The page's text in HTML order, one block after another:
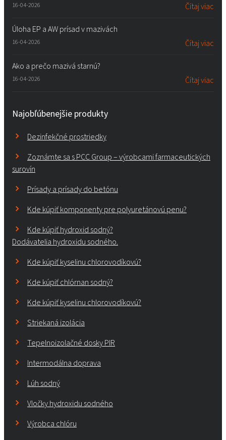
16-04-2026 Čítaj viac
Úloha EP a AW prísad v mazivách
16-04-2026 Čítaj viac
Ako a prečo mazivá starnú?
16-04-2026 Čítaj viac
Najobľúbenejšie produkty
Dezinfekčné prostriedky
Zoznámte sa s PCC Group – výrobcami farmaceutických
surovín
Prísady a prísady do betónu
Kde kúpiť komponenty pre polyuretánovú penu?
Kde kúpiť hydroxid sodný?
Dodávatelia hydroxidu sodného.
Kde kúpiť kyselinu chlorovodíkovú?
Kde kúpiť chlórnan sodný?
Kde kúpiť kyselinu chlorovodíkovú?
Striekaná izolácia
Tepelnoizolačné dosky PIR
Intermodálna doprava
Lúh sodný
Vločky hydroxidu sodného
Výrobca chlóru